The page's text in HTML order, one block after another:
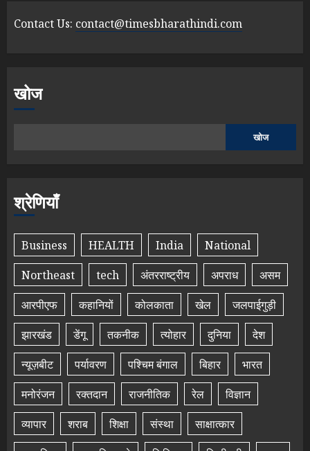
Contact Us: contact@timesbharathindi.com
खोज
खोज
श्रेणियाँ
Business HEALTH India
National
Northeast
tech अंतरराष्ट्रीय अपराध
असम
आरपीएफ
कहानियों कोलकाता खेल
जलपाईगुड़ी
झारखंड
डेंगू तकनीक त्योहार दुनिया
देश
न्यूज़बीट
पर्यावरण पश्चिम बंगाल बिहार
भारत
मनोरंजन
रक्तदान राजनीतिक रेल
विज्ञान
व्यापार
शराब शिक्षा संस्था
साक्षात्कार